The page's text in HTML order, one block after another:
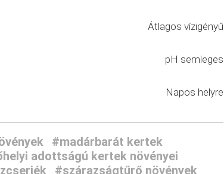
Átlagos vízigényű
pH semleges
Napos helyre
#madárbarát kertek
adottságú kertek növényei
#szárazságtűrő növények